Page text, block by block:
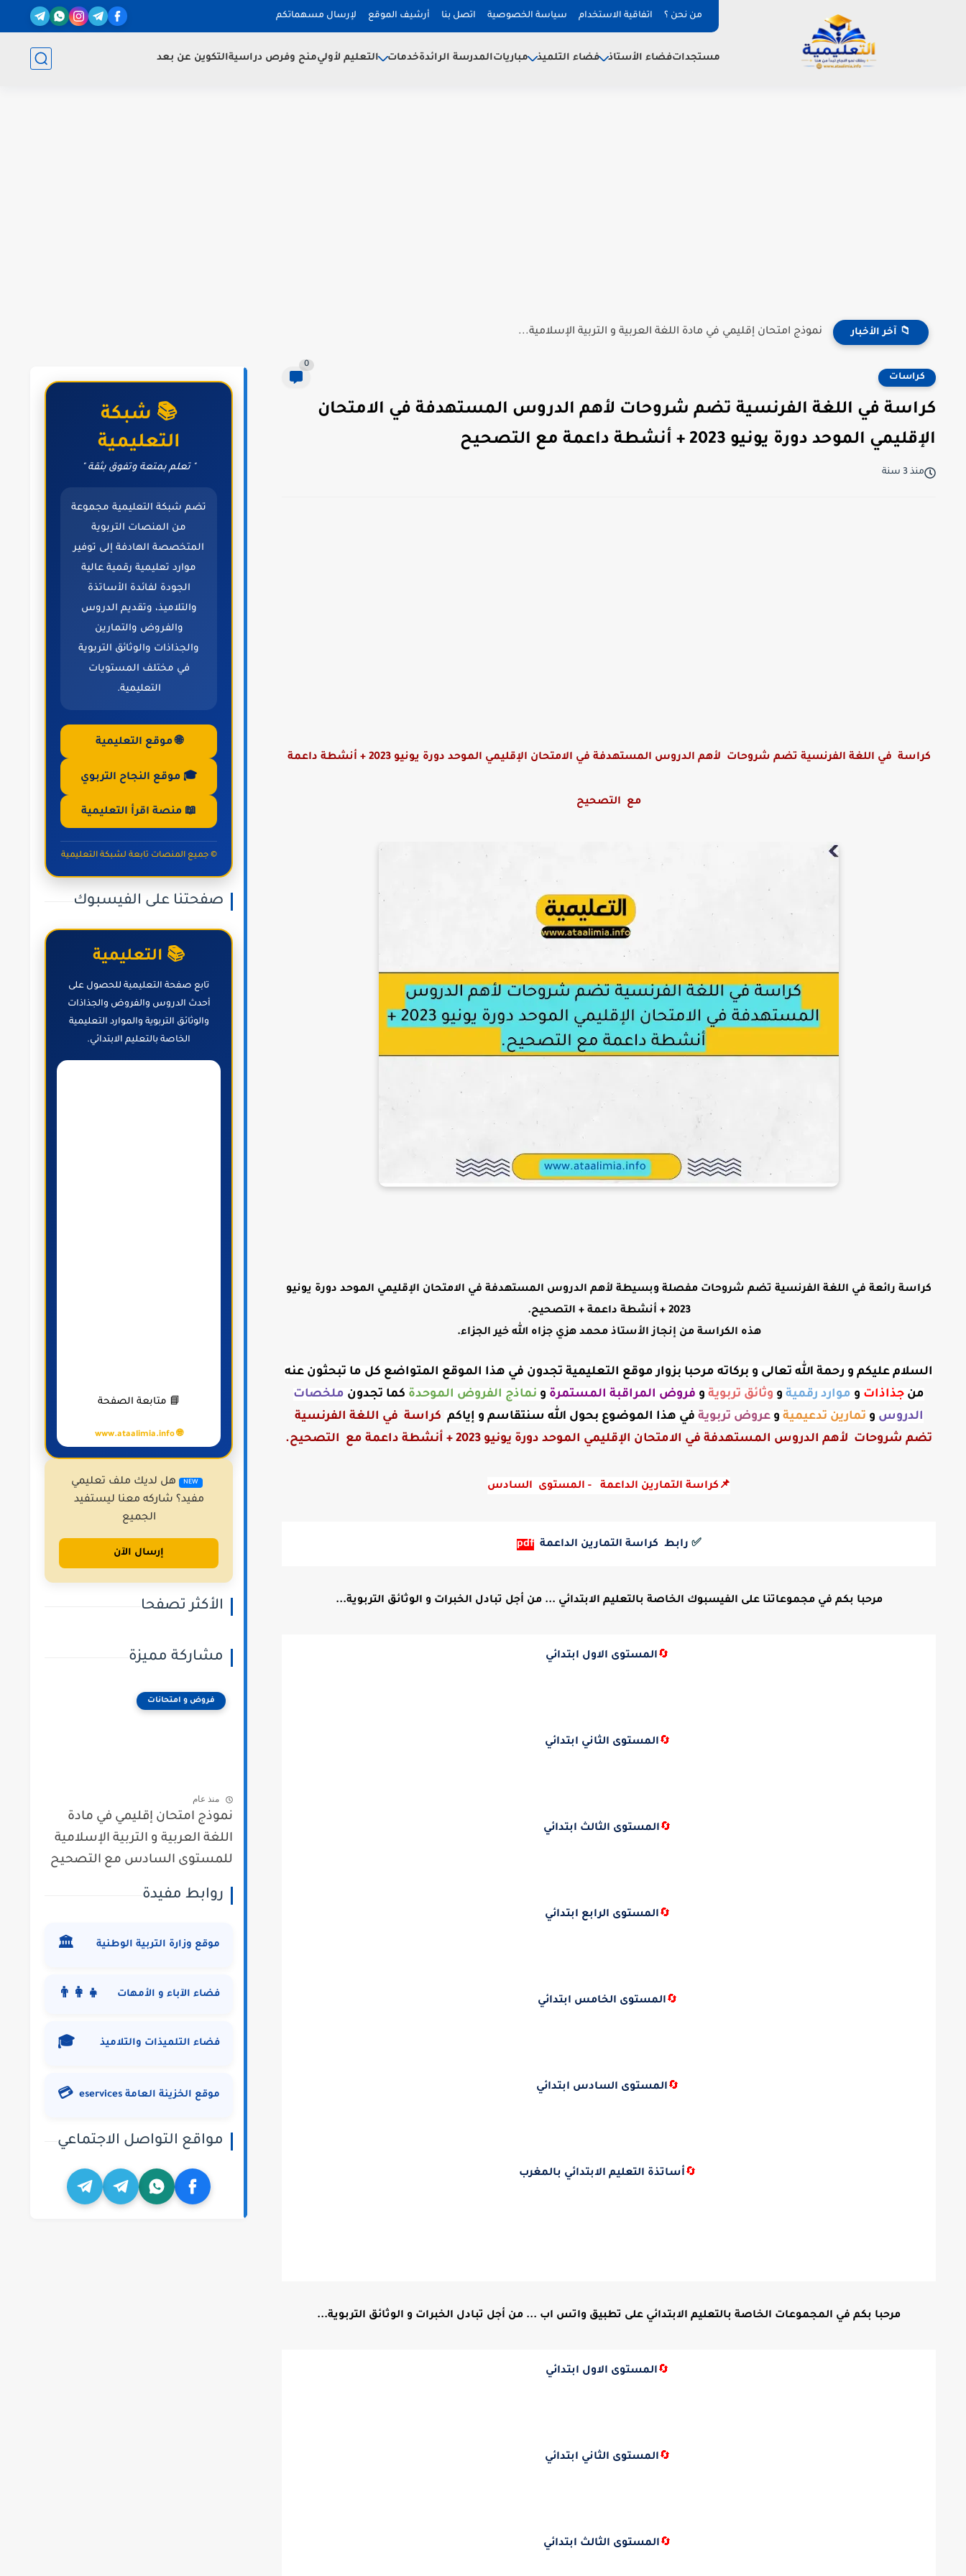
من نحن ؟ اتفاقية الاستخدام سياسة الخصوصية اتصل بنا أرشيف الموقع لإرسال مسهماتكم
مستجداتفضاء الأستاذ فضاء التلميذ مبارياتالمدرسة الرائدةخدمات التعليم لأوليمنح وفرص دراسيةالتكوين عن بعد
📁 آخر الأخبار نموذج امتحان إقليمي في مادة اللغة الفرنسية للمستوى السادس...
كراسات
0
كراسة في اللغة الفرنسية تضم شروحات لأهم الدروس المستهدفة في الامتحان
الإقليمي الموحد دورة يونيو 2023 + أنشطة داعمة مع التصحيح
منذ 3 سنة
كراسة في اللغة الفرنسية تضم شروحات لأهم الدروس المستهدفة في الامتحان الإقليمي الموحد دورة يونيو 2023 + أنشطة داعمة
مع التصحيح
كراسة رائعة في اللغة الفرنسية تضم شروحات مفصلة وبسيطة لأهم الدروس المستهدفة في الامتحان الإقليمي الموحد دورة يونيو
2023 + أنشطة داعمة + التصحيح.
هذه الكراسة من إنجاز الأستاذ محمد هزي جزاه الله خير الجزاء.
السلام عليكم و رحمة الله تعالى و بركاته مرحبا بزوار موقع التعليمية تجدون في هذا الموقع المتواضع كل ما تبحثون عنه
من جذاذات و موارد رقمية و وثائق تربوية و فروض المراقبة المستمرة و نماذج الفروض الموحدة كما تجدون ملخصات
الدروس و تمارين تدعيمية وعروض تربوية في هذا الموضوع بحول الله سنتقاسم و إياكم كراسة في اللغة الفرنسية
تضم شروحات لأهم الدروس المستهدفة في الامتحان الإقليمي الموحد دورة يونيو 2023 + أنشطة داعمة مع التصحيح.
📌كراسة التمارين الداعمة   - المستوى  السادس
✅ رابط  كراسة التمارين الداعمة pdf
مرحبا بكم في مجموعاتنا على الفيسبوك الخاصة بالتعليم الابتدائي ... من أجل تبادل الخبرات و الوثائق التربوية...
🔄المستوى الاول ابتدائي
🔄المستوى الثاني ابتدائي
🔄المستوى الثالث ابتدائي
🔄المستوى الرابع ابتدائي
🔄المستوى الخامس ابتدائي
🔄المستوى السادس ابتدائي
🔄أساتذة التعليم الابتدائي بالمغرب
مرحبا بكم في المجموعات الخاصة بالتعليم الابتدائي على تطبيق واتس اب ... من أجل تبادل الخبرات و الوثائق التربوية...
🔄المستوى الاول ابتدائي
🔄المستوى الثاني ابتدائي
🔄المستوى الثالث ابتدائي
📚 شبكة
التعليمية
" تعلم بمتعة وتفوق بثقة "
تضم شبكة التعليمية مجموعة
من المنصات التربوية
المتخصصة الهادفة إلى توفير
موارد تعليمية رقمية عالية
الجودة لفائدة الأساتذة
والتلاميذ، وتقديم الدروس
والفروض والتمارين
والجذاذات والوثائق التربوية
في مختلف المستويات
التعليمية.
🌐 موقع التعليمية
🎓 موقع النجاح التربوي
📖 منصة اقرأ التعليمية
© جميع المنصات تابعة لشبكة التعليمية
صفحتنا على الفيسبوك
📚 التعليمية
تابع صفحة التعليمية للحصول على
أحدث الدروس والفروض والجذاذات
والوثائق التربوية والموارد التعليمية
الخاصة بالتعليم الابتدائي.
📘 متابعة الصفحة
🌐 www.ataalimia.info
NEW
هل لديك ملف تعليمي
مفيد؟ شاركه معنا ليستفيد
الجميع
إرسال الآن
الأكثر تصفحا
مشاركة مميزة
فروض و امتحانات
منذ عام
نموذج امتحان إقليمي في مادة
اللغة العربية و التربية الإسلامية
للمستوى السادس مع التصحيح
روابط مفيدة
موقع وزارة التربية الوطنية 🏛️
فضاء الآباء و الأمهات 👨‍👩‍👧
فضاء التلميذات والتلاميذ 🎓
موقع الخزينة العامة eservices 💳
مواقع التواصل الاجتماعي